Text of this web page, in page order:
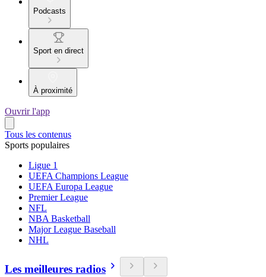
Podcasts
Sport en direct
À proximité
Ouvrir l'app
Tous les contenus
Sports populaires
Ligue 1
UEFA Champions League
UEFA Europa League
Premier League
NFL
NBA Basketball
Major League Baseball
NHL
Les meilleures radios